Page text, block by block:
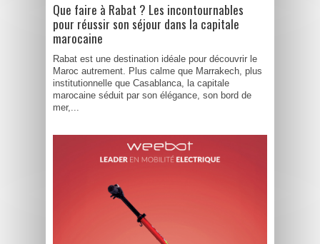
Que faire à Rabat ? Les incontournables
pour réussir son séjour dans la capitale
marocaine
Rabat est une destination idéale pour découvrir le
Maroc autrement. Plus calme que Marrakech, plus
institutionnelle que Casablanca, la capitale
marocaine séduit par son élégance, son bord de
mer,...